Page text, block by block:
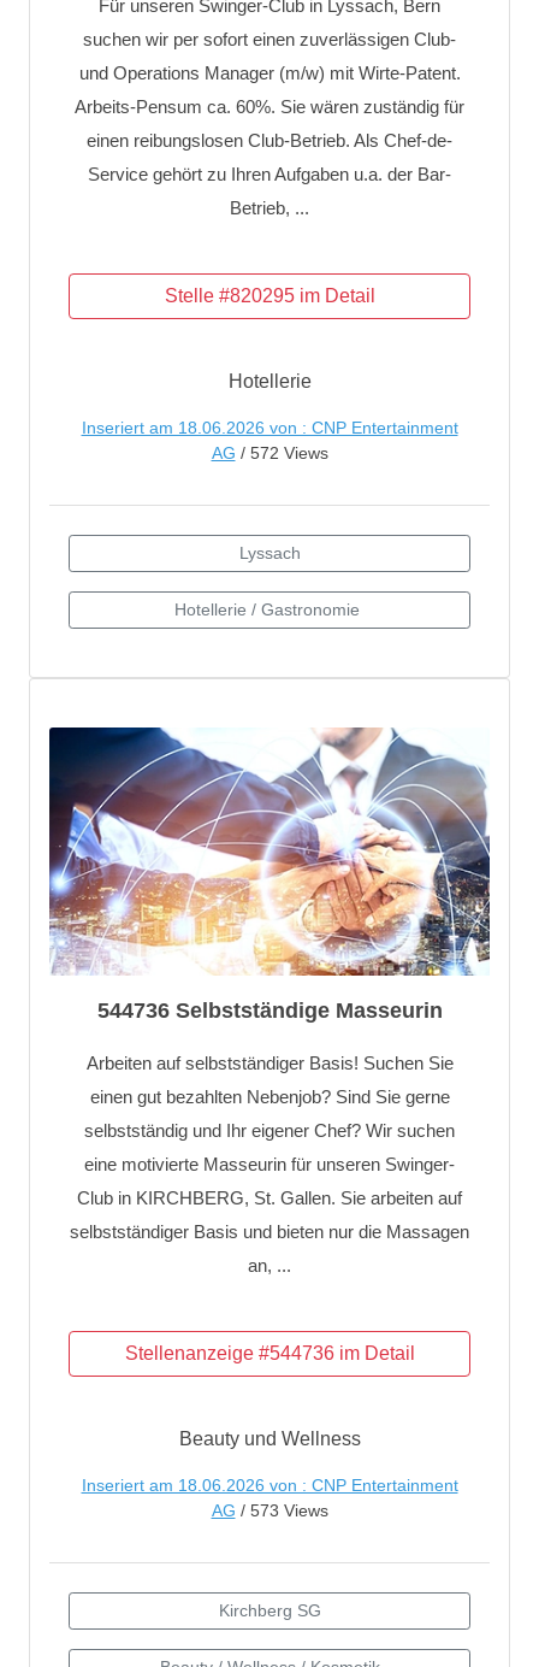
Für unseren Swinger-Club in Lyssach, Bern
suchen wir per sofort einen zuverlässigen Club-
und Operations Manager (m/w) mit Wirte-Patent.
Arbeits-Pensum ca. 60%. Sie wären zuständig für
einen reibungslosen Club-Betrieb. Als Chef-de-
Service gehört zu Ihren Aufgaben u.a. der Bar-
Betrieb, ...
Hotellerie
Inseriert am 18.06.2026 von : CNP Entertainment
AG / 572 Views
544736 Selbstständige Masseurin
Arbeiten auf selbstständiger Basis! Suchen Sie
einen gut bezahlten Nebenjob? Sind Sie gerne
selbstständig und Ihr eigener Chef? Wir suchen
eine motivierte Masseurin für unseren Swinger-
Club in KIRCHBERG, St. Gallen. Sie arbeiten auf
selbstständiger Basis und bieten nur die Massagen
an, ...
Beauty und Wellness
Inseriert am 18.06.2026 von : CNP Entertainment
AG / 573 Views